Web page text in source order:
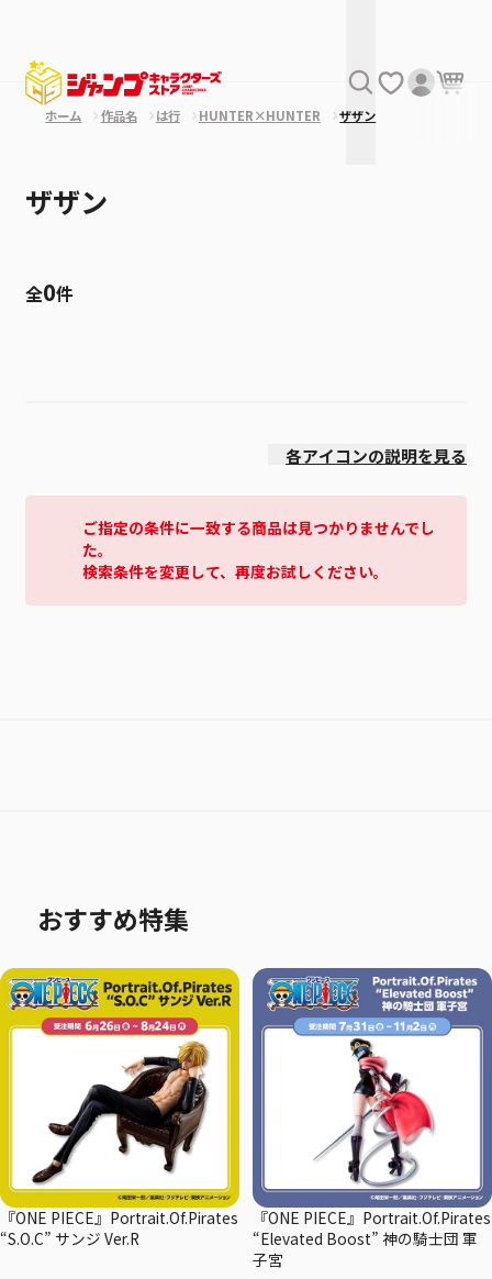
ホーム 作品名 は行 HUNTER×HUNTER ザザン
ザザン
全0件
各アイコンの説明を見る
ご指定の条件に一致する商品は見つかりませんでし
た。
検索条件を変更して、再度お試しください。
おすすめ特集
『ONE PIECE』Portrait.Of.Pirates
“S.O.C” サンジ Ver.R
『ONE PIECE』Portrait.Of.Pirates
“Elevated Boost” 神の騎士団 軍
子宮